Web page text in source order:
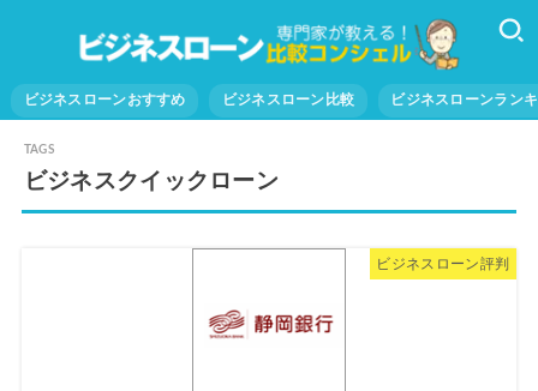
ビジネスローンおすすめ ビジネスローン比較 ビジネスローンラン
ビジネスクイックローン
ビジネスローン評判